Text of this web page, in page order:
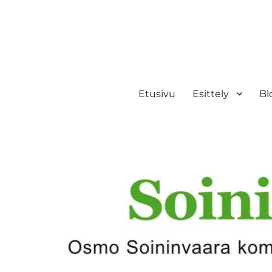
Etusivu Esittely